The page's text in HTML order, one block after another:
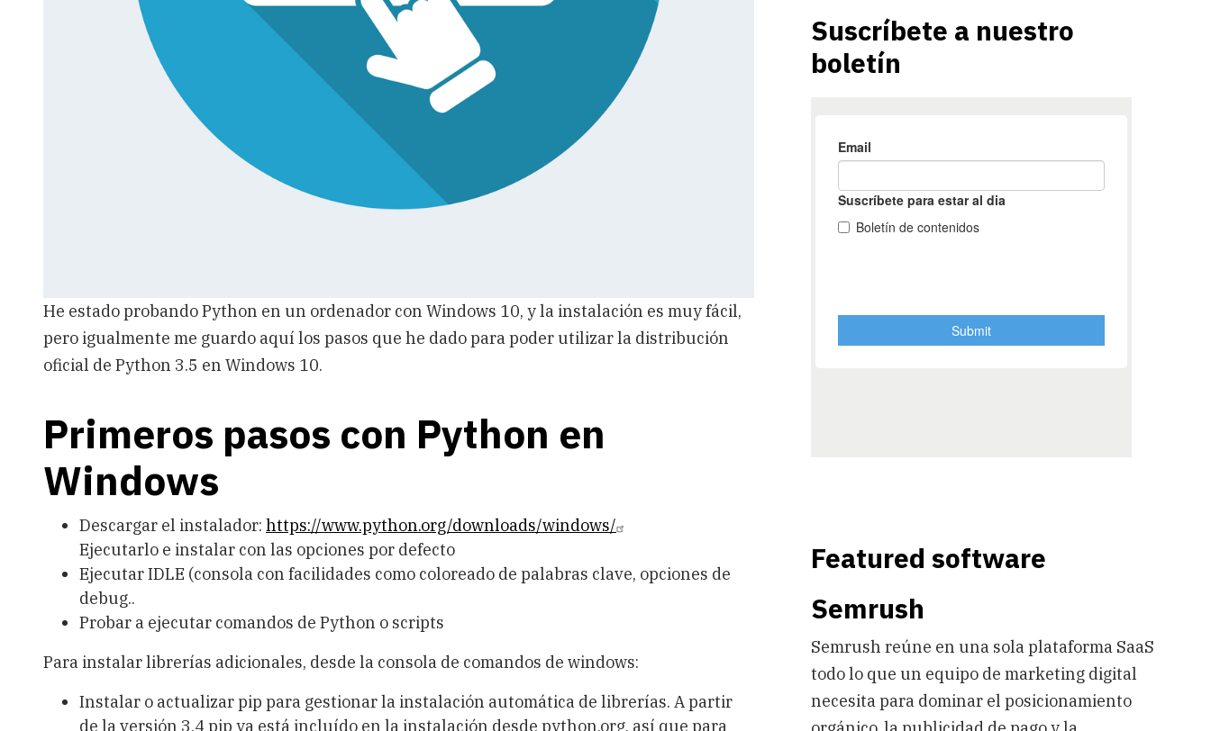
He estado probando Python en un ordenador con Windows 10, y la instalación es muy fácil,
pero igualmente me guardo aquí los pasos que he dado para poder utilizar la distribución
oficial de Python 3.5 en Windows 10.
Primeros pasos con Python en
Windows
Descargar el instalador: https://www.python.org/downloads/windows/
Ejecutarlo e instalar con las opciones por defecto
Ejecutar IDLE (consola con facilidades como coloreado de palabras clave, opciones de
debug..
Probar a ejecutar comandos de Python o scripts
Para instalar librerías adicionales, desde la consola de comandos de windows:
Instalar o actualizar pip para gestionar la instalación automática de librerías. A partir
de la versión 3.4 pip ya está incluído en la instalación desde python.org, así que para
Suscríbete a nuestro
boletín
Featured software
Semrush
Semrush reúne en una sola plataforma SaaS
todo lo que un equipo de marketing digital
necesita para dominar el posicionamiento